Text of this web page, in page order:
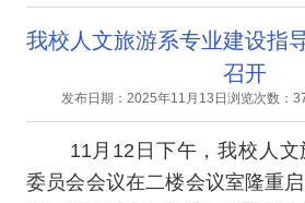
我校人文旅游系专业建设指
召开
发布日期：2025年11月13日 浏览次数：
11月12日下午，我校人
委员会会议在二楼会议室隆重